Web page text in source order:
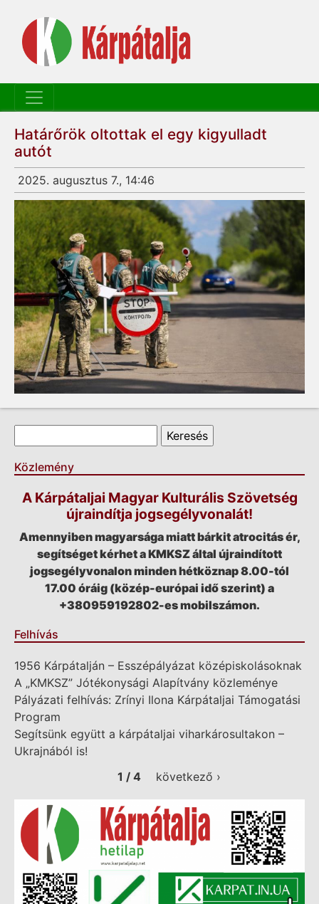
Határőrök oltottak el egy kigyulladt
autót
2025. augusztus 7., 14:46
Keresés űrlap
Keresés
Közlemény
A Kárpátaljai Magyar Kulturális Szövetség
újraindítja jogsegélyvonalát!
Amennyiben magyarsága miatt bárkit atrocitás ér,
segítséget kérhet a KMKSZ által újraindított
jogsegélyvonalon minden hétköznap 8.00-tól
17.00 óráig (közép-európai idő szerint) a
+380959192802-es mobilszámon.
Felhívás
1956 Kárpátalján – Esszépályázat középiskolásoknak
A „KMKSZ” Jótékonysági Alapítvány közleménye
Pályázati felhívás: Zrínyi Ilona Kárpátaljai Támogatási
Program
Segítsünk együtt a kárpátaljai viharkárosultakon –
Ukrajnából is!
1 / 4
következő ›